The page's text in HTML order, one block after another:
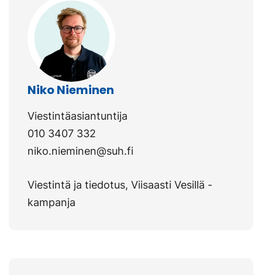
Niko Nieminen
Viestintäasiantuntija
010 3407 332
niko.nieminen@suh.fi
Viestintä ja tiedotus, Viisaasti Vesillä -
kampanja